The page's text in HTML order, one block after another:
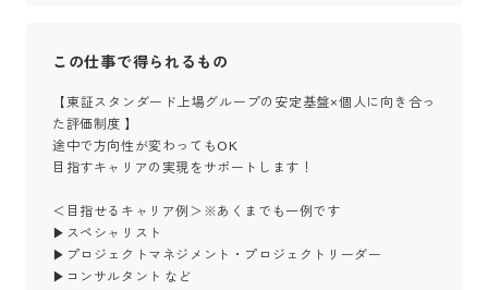
この仕事で得られるもの
【東証スタンダード上場グループの安定基盤×個人に向き合っ
た評価制度 】
途中で方向性が変わってもOK
目指すキャリアの実現をサポートします！
＜目指せるキャリア例＞※あくまでも一例です
▶スペシャリスト
▶プロジェクトマネジメント・プロジェクトリーダー
▶コンサルタント など